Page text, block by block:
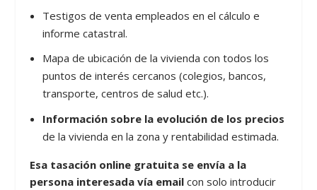
Testigos de venta empleados en el cálculo e
informe catastral.
Mapa de ubicación de la vivienda con todos los
puntos de interés cercanos (colegios, bancos,
transporte, centros de salud etc.).
Información sobre la evolución de los precios
de la vivienda en la zona y rentabilidad estimada.
Esa tasación online gratuita se envía a la
persona interesada vía email con solo introducir